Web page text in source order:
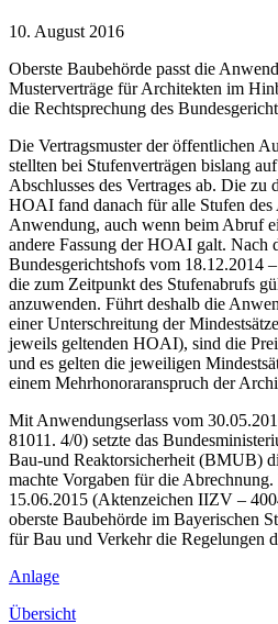
10. August 2016
Oberste Baubehörde passt die
Musterverträge für Architekten im
die Rechtsprechung des
Die Vertragsmuster der öffentlichen
stellten bei Stufenverträgen bislang
Abschlusses des Vertrages ab. Die zu
HOAI fand danach für alle Stufen des
Anwendung, auch wenn beim Abruf
andere Fassung der HOAI galt. Nach
Bundesgerichtshofs vom 18.12.2014
die zum Zeitpunkt des Stufenabrufs
anzuwenden. Führt deshalb die
einer Unterschreitung der
jeweils geltenden HOAI), sind die
und es gelten die jeweiligen
einem Mehrhonoraranspruch der
Mit Anwendungserlass vom
81011. 4/0) setzte das
Bau-und Reaktorsicherheit (BMUB)
machte Vorgaben für die
15.06.2015 (Aktenzeichen IIZV –
oberste Baubehörde im Bayerischen
für Bau und Verkehr die Regelungen
Anlage
Übersicht